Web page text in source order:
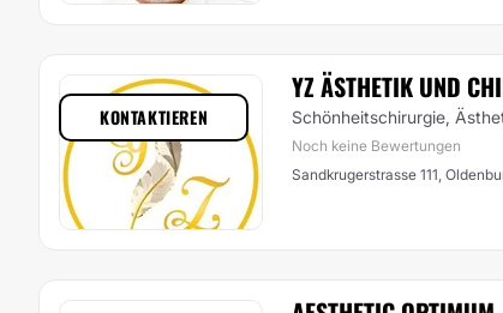
YZ ÄSTHETIK UND
Schönheitschirurgie,
Noch keine Bewertungen
Sandkrugerstrasse 111,
KONTAKTIEREN